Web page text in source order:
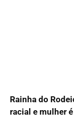
Rainha do
racial e mulher